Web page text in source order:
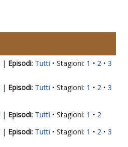
| Tutti Stagioni: 1 2
3
| Tutti Stagioni: 1 2
3
| Tutti Stagioni: 1
2
| Tutti Stagioni: 1 2
3